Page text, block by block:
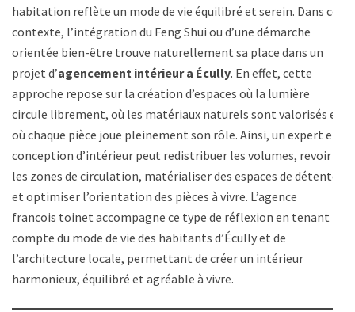
habitation reflète un mode de vie équilibré et serein. Dans ce
contexte, l’intégration du Feng Shui ou d’une démarche
orientée bien-être trouve naturellement sa place dans un
projet d’agencement intérieur a Écully. En effet, cette
approche repose sur la création d’espaces où la lumière
circule librement, où les matériaux naturels sont valorisés et
où chaque pièce joue pleinement son rôle. Ainsi, un expert en
conception d’intérieur peut redistribuer les volumes, revoir
les zones de circulation, matérialiser des espaces de détente
et optimiser l’orientation des pièces à vivre. L’agence
francois toinet accompagne ce type de réflexion en tenant
compte du mode de vie des habitants d’Écully et de
l’architecture locale, permettant de créer un intérieur
harmonieux, équilibré et agréable à vivre.